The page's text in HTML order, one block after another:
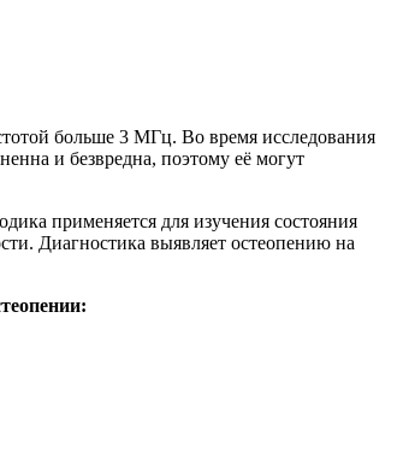
больше 3 МГц. Во время исследования
и безвредна, поэтому её могут
применяется для изучения состояния
Диагностика выявляет остеопению на